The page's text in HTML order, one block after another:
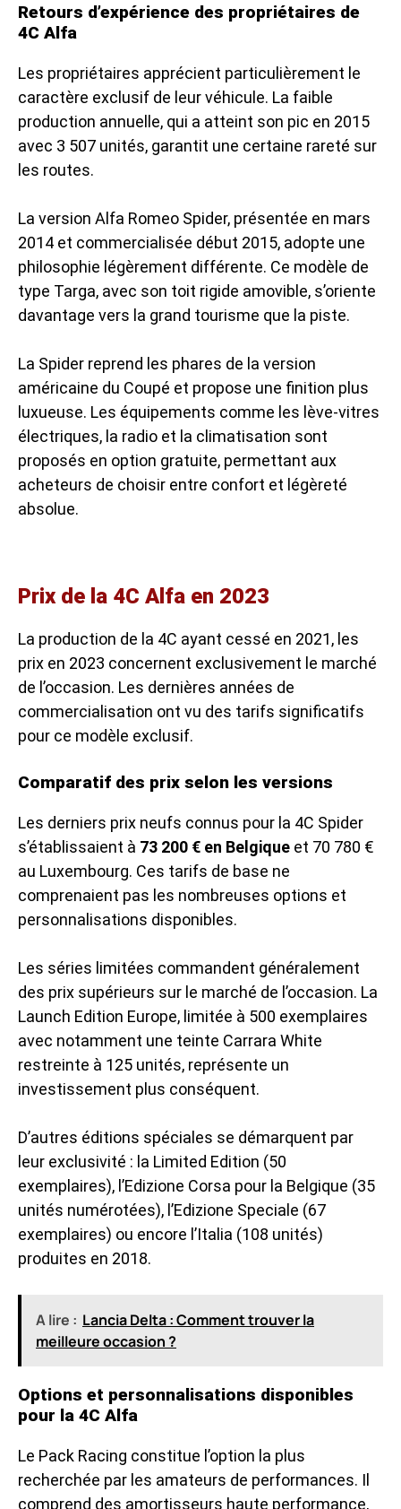
Retours d’expérience des propriétaires de
4C Alfa
Les propriétaires apprécient particulièrement le
caractère exclusif de leur véhicule. La faible
production annuelle, qui a atteint son pic en 2015
avec 3 507 unités, garantit une certaine rareté sur
les routes.
La version Alfa Romeo Spider, présentée en mars
2014 et commercialisée début 2015, adopte une
philosophie légèrement différente. Ce modèle de
type Targa, avec son toit rigide amovible, s’oriente
davantage vers la grand tourisme que la piste.
La Spider reprend les phares de la version
américaine du Coupé et propose une finition plus
luxueuse. Les équipements comme les lève-vitres
électriques, la radio et la climatisation sont
proposés en option gratuite, permettant aux
acheteurs de choisir entre confort et légèreté
absolue.
Prix de la 4C Alfa en 2023
La production de la 4C ayant cessé en 2021, les
prix en 2023 concernent exclusivement le marché
de l’occasion. Les dernières années de
commercialisation ont vu des tarifs significatifs
pour ce modèle exclusif.
Comparatif des prix selon les versions
Les derniers prix neufs connus pour la 4C Spider
s’établissaient à 73 200 € en Belgique et 70 780 €
au Luxembourg. Ces tarifs de base ne
comprenaient pas les nombreuses options et
personnalisations disponibles.
Les séries limitées commandent généralement
des prix supérieurs sur le marché de l’occasion. La
Launch Edition Europe, limitée à 500 exemplaires
avec notamment une teinte Carrara White
restreinte à 125 unités, représente un
investissement plus conséquent.
D’autres éditions spéciales se démarquent par
leur exclusivité : la Limited Edition (50
exemplaires), l’Edizione Corsa pour la Belgique (35
unités numérotées), l’Edizione Speciale (67
exemplaires) ou encore l’Italia (108 unités)
produites en 2018.
A lire : Lancia Delta : Comment trouver la
meilleure occasion ?
Options et personnalisations disponibles
pour la 4C Alfa
Le Pack Racing constitue l’option la plus
recherchée par les amateurs de performances. Il
comprend des amortisseurs haute performance,